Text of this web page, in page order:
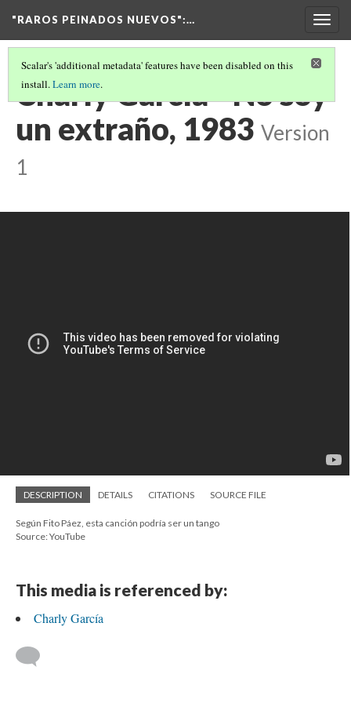
"RAROS PEINADOS NUEVOS":…
Scalar's 'additional metadata' features have been disabled on this
install.Learn more.
Charly García - No soy
un extraño, 1983 Version
1
DESCRIPTION DETAILS CITATIONS SOURCE FILE
Según Fito Páez, esta canción podría ser un tango
Source: YouTube
This media is referenced by:
Charly García